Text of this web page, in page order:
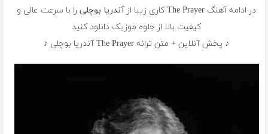
در ادامه آهنگ The Prayer کاری زیبا از
آندریا بوچلیرا با سرعت عالی و
کیفیت بالا از جلوه موزیک دانلود کنید
♪ پخش آنلاین + متن ترانه The Prayer آندریا بوچلی ♪